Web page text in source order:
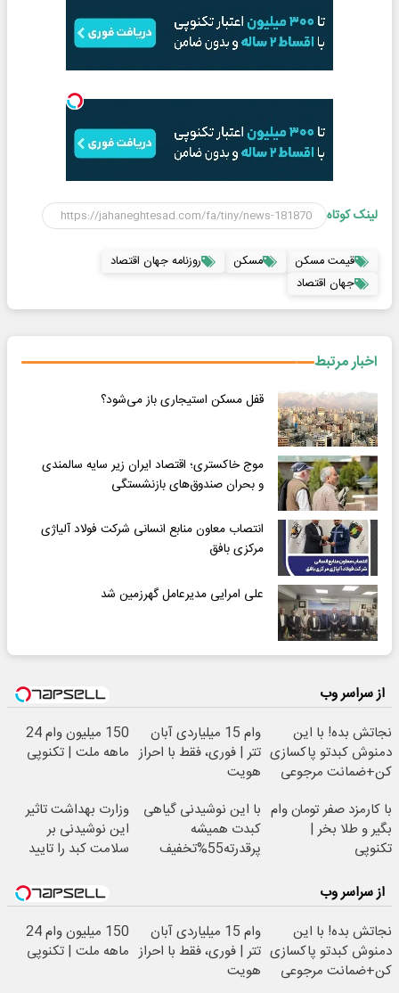
لینک کوتاه
قیمت مسکن مسکن
روزنامه جهان اقتصاد
جهان اقتصاد
اخبار مرتبط
قفل مسکن استیجاری باز می‌شود؟
موج خاکستری؛ اقتصاد ایران زیر سایه سالمندی
و بحران صندوق‌های بازنشستگی
انتصاب معاون منابع انسانی شرکت فولاد آلیاژی
مرکزی بافق
علی امرایی مدیرعامل گهرزمین شد
از سراسر وب
نجاتش بده! با این
دمنوش کبدتو پاکسازی
کن+ضمانت مرجوعی
وام 15 میلیاردی آبان
تتر | فوری، فقط با احراز
هویت
150 میلیون وام 24
ماهه ملت | تکنوپی
با کارمزد صفر تومان وام
بگیر و طلا بخر |
تکنوپی
با این نوشیدنی گیاهی
کبدت همیشه
پرقدرته55%تخفیف
وزارت بهداشت تاثیر
این نوشیدنی بر
سلامت کبد را تایید
از سراسر وب
نجاتش بده! با این
دمنوش کبدتو پاکسازی
کن+ضمانت مرجوعی
وام 15 میلیاردی آبان
تتر | فوری، فقط با احراز
هویت
150 میلیون وام 24
ماهه ملت | تکنوپی